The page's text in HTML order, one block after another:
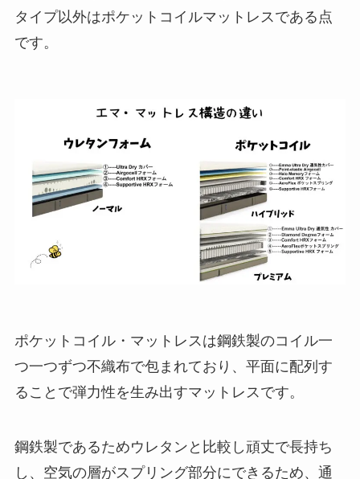
タイプ以外はポケットコイルマットレスである点
です。
ポケットコイル・マットレスは鋼鉄製のコイル一
つ一つずつ不織布で包まれており、平面に配列す
ることで弾力性を生み出すマットレスです。
鋼鉄製であるためウレタンと比較し頑丈で長持ち
し、空気の層がスプリング部分にできるため、通